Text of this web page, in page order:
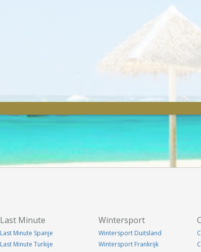
Last Minute
Last Minute Spanje
Last Minute Turkije
Wintersport
Wintersport Duitsland
Wintersport Frankrijk